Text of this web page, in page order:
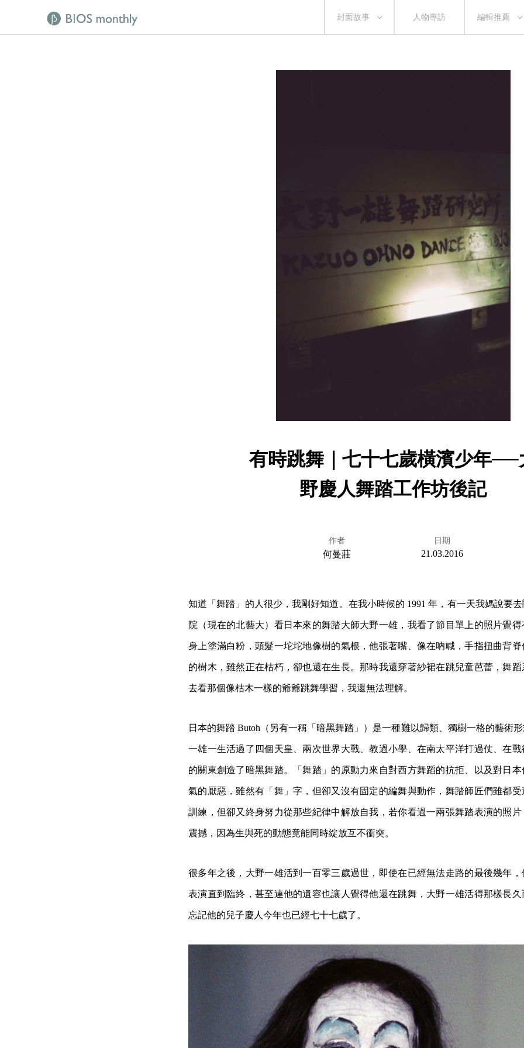
封面故事 人物專訪 編輯推薦
有時跳舞｜七十七歲橫濱少年──
野慶人舞踏工作坊後記
作者
何曼莊
日期
21.03.2016
知道「舞踏」的人很少，我剛好知道。在我小時候的 1991 年，有一天我媽說要
院（現在的北藝大）看日本來的舞踏大師大野一雄，我看了節目單上的照片覺
身上塗滿白粉，頭髮一坨坨地像樹的氣根，他張著嘴、像在吶喊，手指扭曲背
的樹木，雖然正在枯朽，卻也還在生長。那時我還穿著紗裙在跳兒童芭蕾，舞
去看那個像枯木一樣的爺爺跳舞學習，我還無法理解。
日本的舞踏 Butoh（另有一稱「暗黑舞踏」）是一種難以歸類、獨樹一格的藝術
一雄一生活過了四個天皇、兩次世界大戰、教過小學、在南太平洋打過仗、在
的關東創造了暗黑舞踏。「舞踏」的原動力來自對西方舞蹈的抗拒、以及對日
氣的厭惡，雖然有「舞」字，但卻又沒有固定的編舞與動作，舞踏師匠們雖都
訓練，但卻又終身努力從那些紀律中解放自我，若你看過一兩張舞踏表演的照
震撼，因為生與死的動態竟能同時綻放互不衝突。
很多年之後，大野一雄活到一百零三歲過世，即使在已經無法走路的最後幾年
表演直到臨終，甚至連他的遺容也讓人覺得他還在跳舞，大野一雄活得那樣長
忘記他的兒子慶人今年也已經七十七歲了。